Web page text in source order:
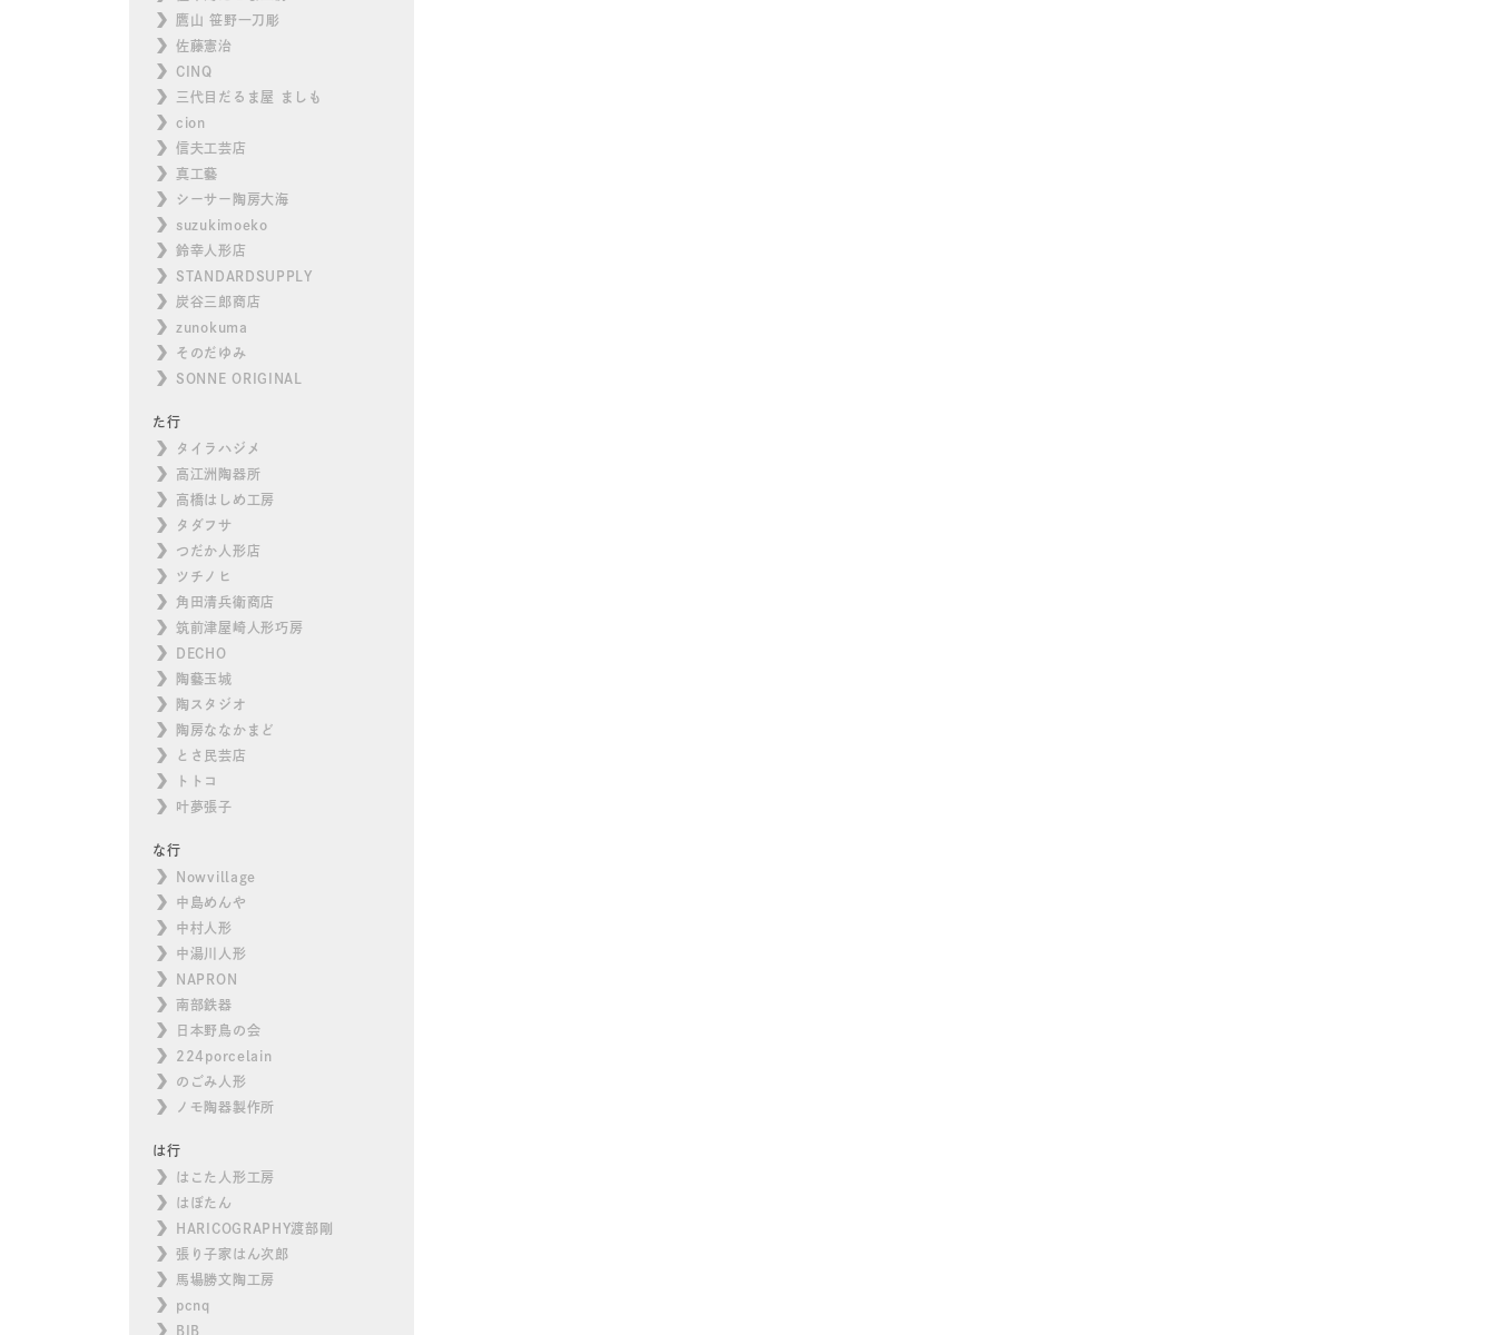
鷹山 笹野一刀彫
佐藤憲治
CINQ
三代目だるま屋 ましも
cion
信夫工芸店
真工藝
シーサー陶房大海
suzukimoeko
鈴幸人形店
STANDARDSUPPLY
炭谷三郎商店
zunokuma
そのだゆみ
SONNE ORIGINAL
た行
タイラハジメ
高江洲陶器所
高橋はしめ工房
タダフサ
つだか人形店
ツチノヒ
角田清兵衛商店
筑前津屋崎人形巧房
DECHO
陶藝玉城
陶スタジオ
陶房ななかまど
とさ民芸店
トトコ
叶夢張子
な行
Nowvillage
中島めんや
中村人形
中湯川人形
NAPRON
南部鉄器
日本野鳥の会
224porcelain
のごみ人形
ノモ陶器製作所
は行
はこた人形工房
はぼたん
HARICOGRAPHY渡部剛
張り子家はん次郎
馬場勝文陶工房
pcnq
BIB